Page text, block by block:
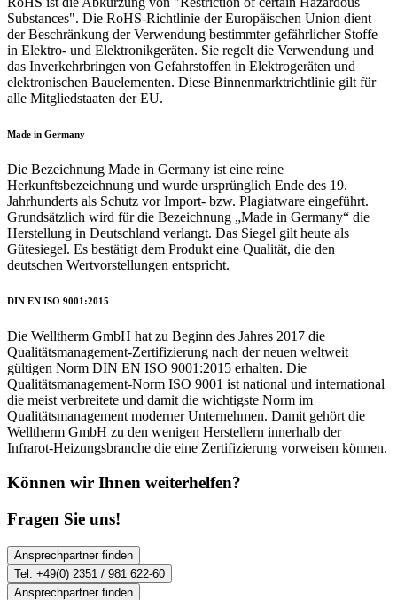
Substances". Die RoHS-Richtlinie der Europäischen Union dient
der Beschränkung der Verwendung bestimmter gefährlicher Stoffe
in Elektro- und Elektronikgeräten. Sie regelt die Verwendung und
das Inverkehrbringen von Gefahrstoffen in Elektrogeräten und
elektronischen Bauelementen. Diese Binnenmarktrichtlinie gilt für
alle Mitgliedstaaten der EU.
Made in Germany
Die Bezeichnung Made in Germany ist eine reine
Herkunftsbezeichnung und wurde ursprünglich Ende des 19.
Jahrhunderts als Schutz vor Import- bzw. Plagiatware eingeführt.
Grundsätzlich wird für die Bezeichnung „Made in Germany“ die
Herstellung in Deutschland verlangt. Das Siegel gilt heute als
Gütesiegel. Es bestätigt dem Produkt eine Qualität, die den
deutschen Wertvorstellungen entspricht.
DIN EN ISO 9001:2015
Die Welltherm GmbH hat zu Beginn des Jahres 2017 die
Qualitätsmanagement-Zertifizierung nach der neuen weltweit
gültigen Norm DIN EN ISO 9001:2015 erhalten. Die
Qualitätsmanagement-Norm ISO 9001 ist national und international
die meist verbreitete und damit die wichtigste Norm im
Qualitätsmanagement moderner Unternehmen. Damit gehört die
Welltherm GmbH zu den wenigen Herstellern innerhalb der
Infrarot-Heizungsbranche die eine Zertifizierung vorweisen können.
Können wir Ihnen weiterhelfen?
Fragen Sie uns!
Ansprechpartner finden
Tel: +49(0) 2351 / 981 622-60
Ansprechpartner finden